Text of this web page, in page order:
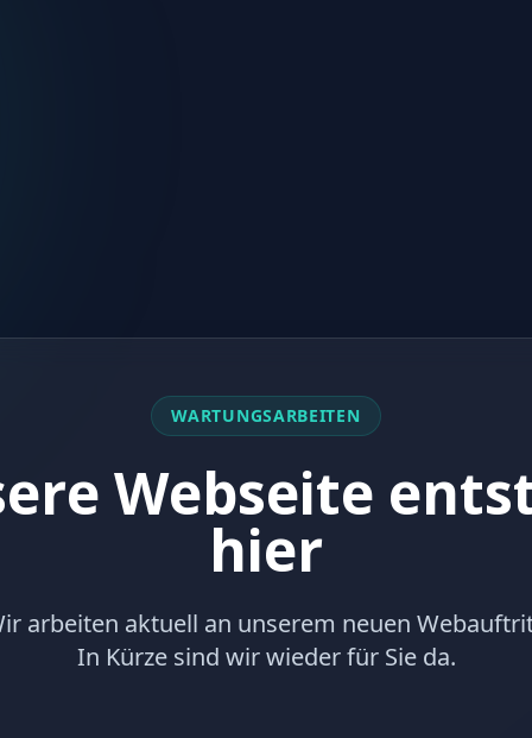
WARTUNGSARBEITEN
Webseite
hier
arbeiten aktuell an unserem neuen
In Kürze sind wir wieder für Sie da.